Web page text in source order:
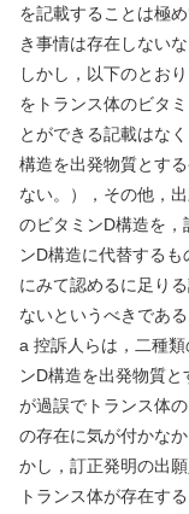
を記載することは極
き事情は存在しないな
しかし，以下のとお
をトランス体のビタ
とができる記載はな
構造を出発物質とす
ない。），その他，
のビタミンD構造を，
ンD構造に代替するも
にみて認めるに足り
ないというべきである
a 控訴人らは，二種
ンD構造を出発物質と
が過誤でトランス体
の存在に気が付かな
かし，訂正発明の出
トランス体が存在す